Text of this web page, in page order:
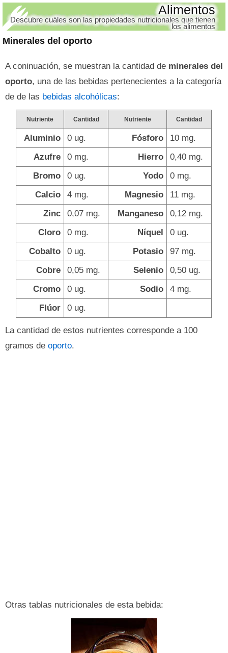
Minerales del oporto
Alimentos
Descubre cuáles son las propiedades nutricionales que tienen
los alimentos
A coninuación, se muestran la cantidad de minerales del
oporto, una de las bebidas pertenecientes a la categoría
de de las bebidas alcohólicas:
Nutriente Cantidad Nutriente Cantidad
Aluminio 0 ug. Fósforo
10 mg.
Azufre
0 mg. Hierro
0,40 mg.
Bromo
0 ug. Yodo
0 mg.
Calcio
4 mg. Magnesio
11 mg.
Zinc
0,07 mg. Manganeso
0,12 mg.
Cloro
0 mg. Níquel
0 ug.
Cobalto
0 ug. Potasio
97 mg.
Cobre
0,05 mg. Selenio
0,50 ug.
Cromo
0 ug. Sodio
4 mg.
Flúor
0 ug.
La cantidad de estos nutrientes corresponde a 100
gramos de oporto.
Otras tablas nutricionales de esta bebida: